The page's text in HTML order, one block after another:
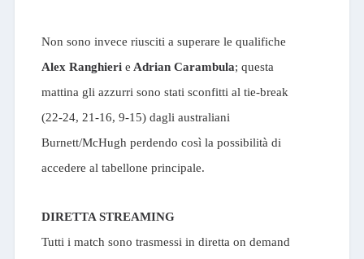
Non sono invece riusciti a superare le qualifiche
Alex Ranghieri e Adrian Carambula; questa
mattina gli azzurri sono stati sconfitti al tie-break
(22-24, 21-16, 9-15) dagli australiani
Burnett/McHugh perdendo così la possibilità di
accedere al tabellone principale.
DIRETTA STREAMING
Tutti i match sono trasmessi in diretta on demand